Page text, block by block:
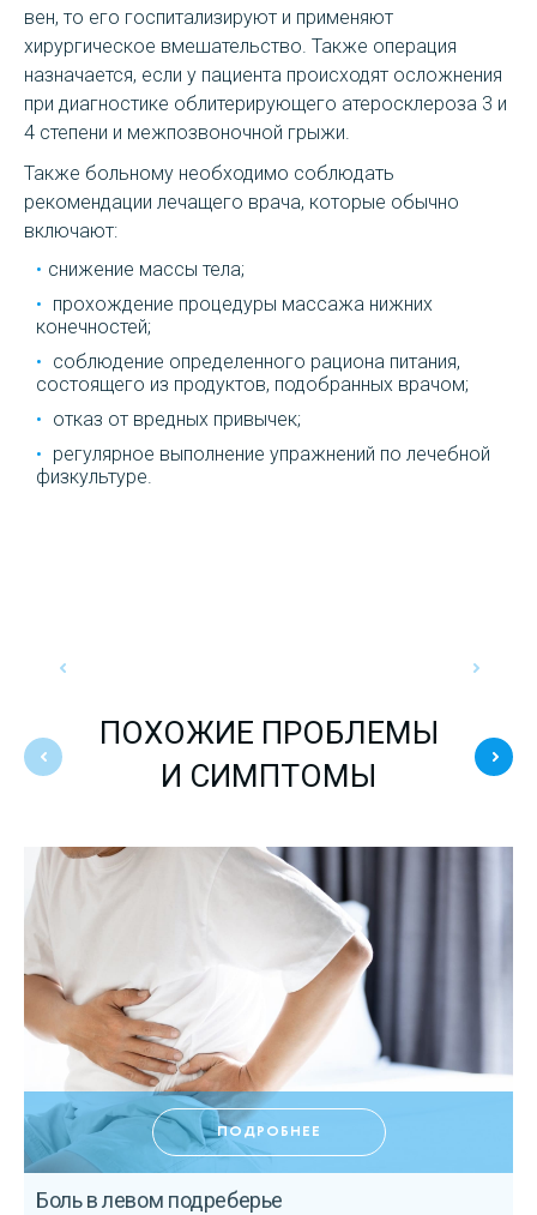
вен, то его госпитализируют и применяют
хирургическое вмешательство. Также операция
назначается, если у пациента происходят осложнения
при диагностике облитерирующего атеросклероза 3 и
4 степени и межпозвоночной грыжи.
Также больному необходимо соблюдать
рекомендации лечащего врача, которые обычно
включают:
снижение массы тела;
прохождение процедуры массажа нижних
конечностей;
соблюдение определенного рациона питания,
состоящего из продуктов, подобранных врачом;
отказ от вредных привычек;
регулярное выполнение упражнений по лечебной
физкультуре.
ПОХОЖИЕ ПРОБЛЕМЫ
И СИМПТОМЫ
ПОДРОБНЕЕ
Боль в левом подреберье